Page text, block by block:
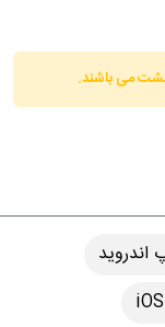
می باشند.
اندروید